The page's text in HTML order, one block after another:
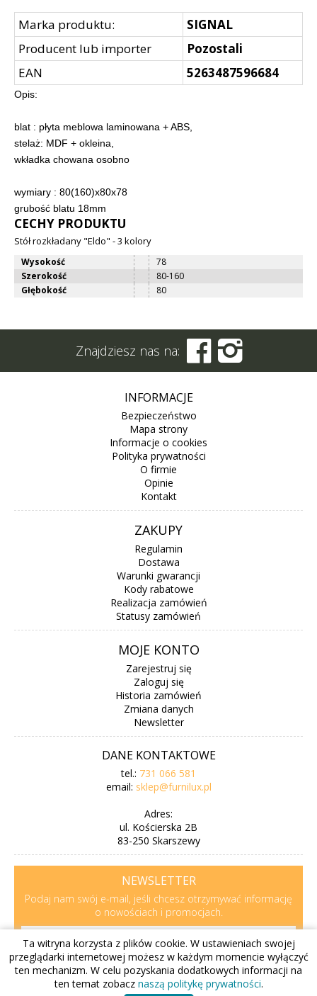
Marka produktu:
SIGNAL
Producent lub importer
Pozostali
EAN
5263487596684
Opis:
blat : płyta meblowa laminowana + ABS,
stelaż: MDF + okleina,
wkładka chowana osobno
wymiary : 80(160)x80x78
grubość blatu 18mm
CECHY PRODUKTU
Stół rozkładany "Eldo" - 3 kolory
Wysokość
78
Szerokość
80-160
Głębokość
80
Znajdziesz nas na:  
INFORMACJE
Bezpieczeństwo
Mapa strony
Informacje o cookies
Polityka prywatności
O firmie
Opinie
Kontakt
ZAKUPY
Regulamin
Dostawa
Warunki gwarancji
Kody rabatowe
Realizacja zamówień
Statusy zamówień
MOJE KONTO
Zarejestruj się
Zaloguj się
Historia zamówień
Zmiana danych
Newsletter
DANE KONTAKTOWE
tel.: 731 066 581
email: sklep@furnilux.pl
Adres:
ul. Kościerska 2B
83-250 Skarszewy
NEWSLETTER
Podaj nam swój e-mail, jeśli chcesz otrzymywać informację
o nowościach i promocjach.
Zapisz Wypisz
Ta witryna korzysta z plików cookie. W ustawieniach swojej
przeglądarki internetowej możesz w każdym momencie wyłączyć
ten mechanizm. W celu pozyskania dodatkowych informacji na
ten temat zobacz naszą politykę prywatności.